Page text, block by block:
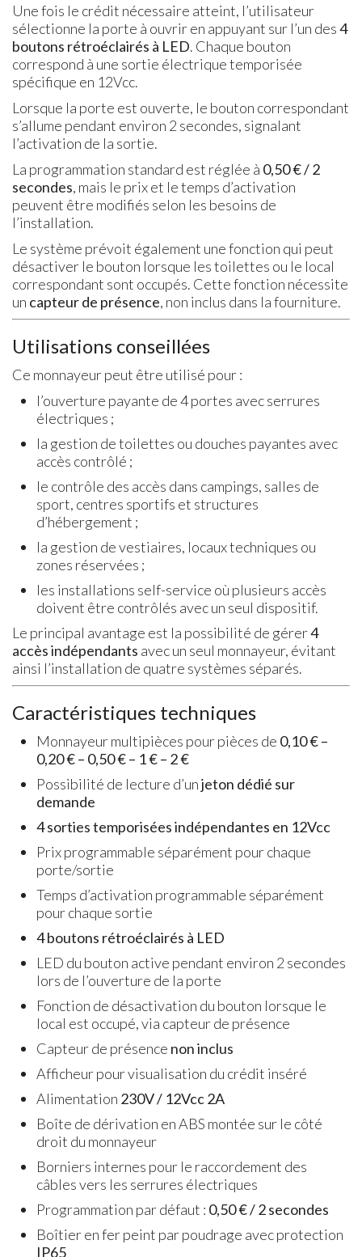
Une fois le crédit nécessaire atteint, l’utilisateur
sélectionne la porte à ouvrir en appuyant sur l’un des4
boutons rétroéclairés à LED. Chaque bouton
correspond à une sortie électrique temporisée
spécifique en 12Vcc.
Lorsque la porte est ouverte, le bouton correspondant
s’allume pendant environ 2 secondes, signalant
l’activation de la sortie.
La programmation standard est réglée à 0,50 € / 2
secondes, mais le prix et le temps d’activation
peuvent être modifiés selon les besoins de
l’installation.
Le système prévoit également une fonction qui peut
désactiver le bouton lorsque les toilettes ou le local
correspondant sont occupés. Cette fonction nécessite
un capteur de présence, non inclus dans la fourniture.
Utilisations conseillées
Ce monnayeur peut être utilisé pour :
l’ouverture payante de 4 portes avec serrures
électriques ;
la gestion de toilettes ou douches payantes avec
accès contrôlé ;
le contrôle des accès dans campings, salles de
sport, centres sportifs et structures
d’hébergement ;
la gestion de vestiaires, locaux techniques ou
zones réservées ;
les installations self-service où plusieurs accès
doivent être contrôlés avec un seul dispositif.
Le principal avantage est la possibilité de gérer4
accès indépendants avec un seul monnayeur, évitant
ainsi l’installation de quatre systèmes séparés.
Caractéristiques techniques
Monnayeur multipièces pour pièces de 0,10 € –
0,20 € – 0,50 € – 1 € – 2 €
Possibilité de lecture d’unjeton dédié sur
demande
4 sorties temporisées indépendantes en 12Vcc
Prix programmable séparément pour chaque
porte/sortie
Temps d’activation programmable séparément
pour chaque sortie
4 boutons rétroéclairés à LED
LED du bouton active pendant environ 2 secondes
lors de l’ouverture de la porte
Fonction de désactivation du bouton lorsque le
local est occupé, via capteur de présence
Capteur de présence non inclus
Afficheur pour visualisation du crédit inséré
Alimentation 230V / 12Vcc 2A
Boîte de dérivation en ABS montée sur le côté
droit du monnayeur
Borniers internes pour le raccordement des
câbles vers les serrures électriques
Programmation par défaut : 0,50 € / 2 secondes
Boîtier en fer peint par poudrage avec protection
IP65